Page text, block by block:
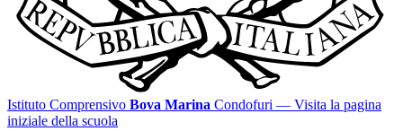
Istituto Comprensivo Bova Marina Condofuri — Visita la pagina
iniziale della scuola